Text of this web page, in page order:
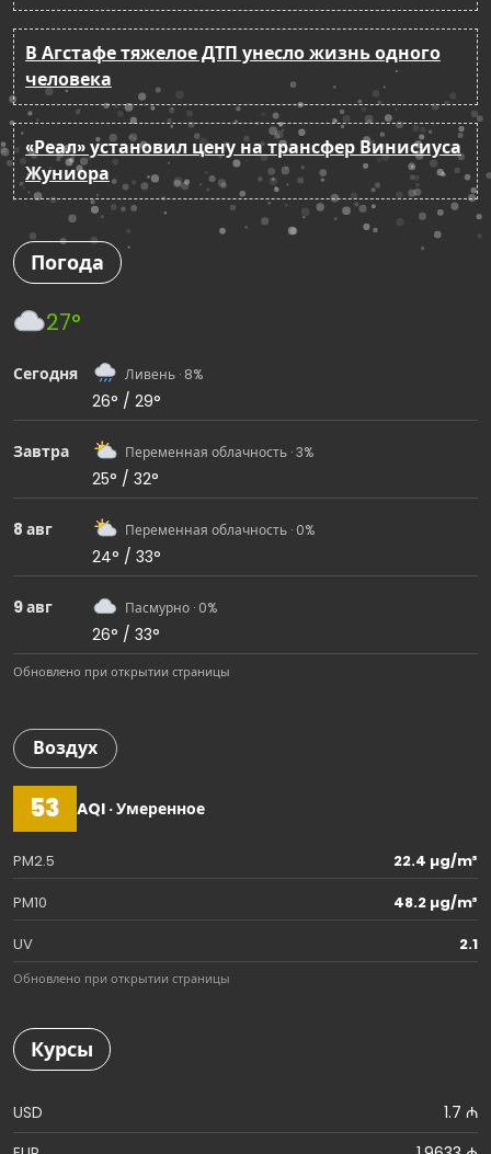
В Агстафе тяжелое ДТП унесло жизнь одного
человека
«Реал» установил цену на трансфер Винисиуса
Жуниора
Погода
27°
Сегодня Ливень · 8%
26° / 29°
Завтра Переменная облачность · 3%
25° / 32°
8 авг Переменная облачность · 0%
24° / 33°
9 авг Пасмурно · 0%
26° / 33°
Обновлено при открытии страницы
Воздух
53 AQI · Умеренное
PM2.5
22.4 µg/m³
PM10
48.2 µg/m³
UV
2.1
Обновлено при открытии страницы
Курсы
USD
1.7 ₼